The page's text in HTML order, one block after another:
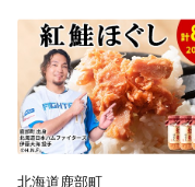
北海道鹿部町